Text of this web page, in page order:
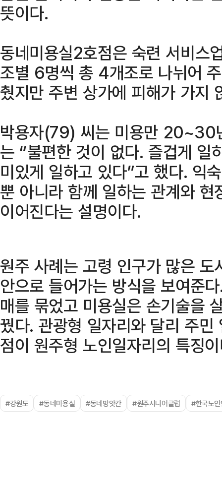
뜻이다.
동네미용실2호점은 숙련 서비스
조별 6명씩 총 4개조로 나뉘어
췄지만 주변 상가에 피해가 가지
박용자(79) 씨는 미용만 20~30
는 “불편한 것이 없다. 즐겁게 일
미있게 일하고 있다”고 했다. 익
뿐 아니라 함께 일하는 관계와
이어진다는 설명이다.
원주 사례는 고령 인구가 많은
안으로 들어가는 방식을 보여준
매를 묶었고 미용실은 손기술을
꿨다. 관광형 일자리와 달리 주
점이 원주형 노인일자리의 특징
#강원도 #동네미용실 #동네방앗간 #원주시니어클럽 #한국노